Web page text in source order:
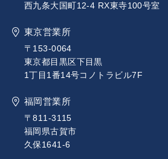
西九条大国町12-4 RX東寺100号室
東京営業所
〒153-0064
東京都目黒区下目黒
1丁目1番14号コノトラビル7F
福岡営業所
〒811-3115
福岡県古賀市
久保1641-6